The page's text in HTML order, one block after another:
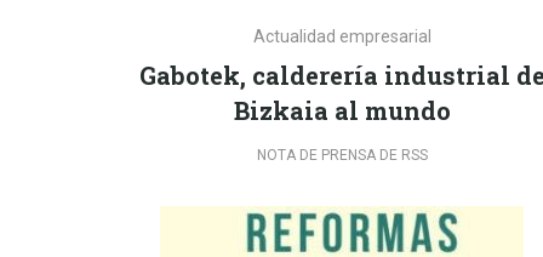
Actualidad empresarial
Gabotek, calderería industrial
Bizkaia al mundo
NOTA DE PRENSA DE RSS